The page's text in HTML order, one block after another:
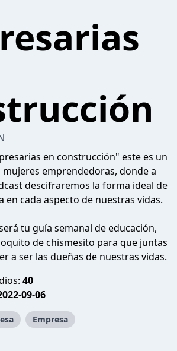
en construcción" este es un
emprendedoras, donde a
descifraremos la forma ideal de
en cada aspecto de nuestras vidas.
tu guía semanal de educación,
de chismesito para que juntas
a ser las dueñas de nuestras vidas.
40
09-06
Empresa